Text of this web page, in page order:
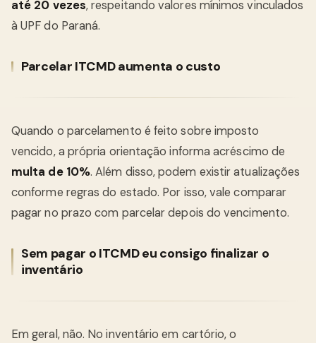
até 20 vezes, respeitando valores mínimos vinculados
à UPF do Paraná.
Parcelar ITCMD aumenta o custo
Quando o parcelamento é feito sobre imposto
vencido, a própria orientação informa acréscimo de
multa de 10%. Além disso, podem existir atualizações
conforme regras do estado. Por isso, vale comparar
pagar no prazo com parcelar depois do vencimento.
Sem pagar o ITCMD eu consigo finalizar o
inventário
Em geral, não. No inventário em cartório, o